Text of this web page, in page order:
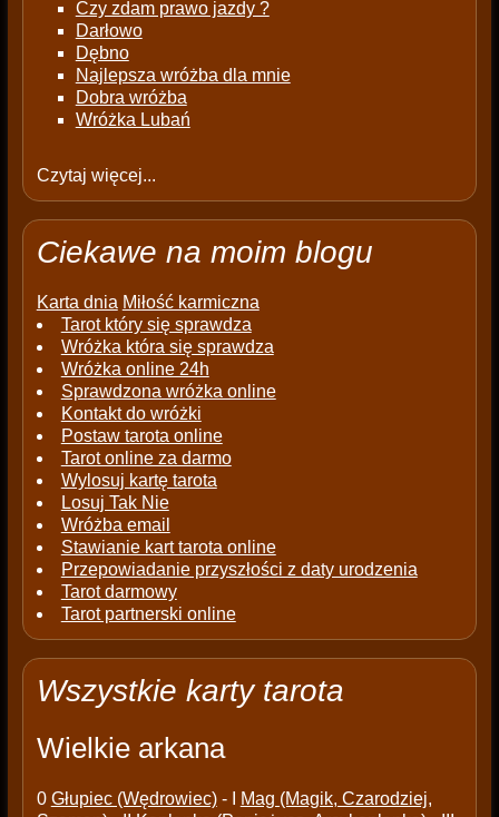
Czy zdam prawo jazdy ?
Darłowo
Dębno
Najlepsza wróżba dla mnie
Dobra wróżba
Wróżka Lubań
Czytaj więcej...
Ciekawe na moim blogu
Karta dnia Miłość karmiczna
Tarot który się sprawdza
Wróżka która się sprawdza
Wróżka online 24h
Sprawdzona wróżka online
Kontakt do wróżki
Postaw tarota online
Tarot online za darmo
Wylosuj kartę tarota
Losuj Tak Nie
Wróżba email
Stawianie kart tarota online
Przepowiadanie przyszłości z daty urodzenia
Tarot darmowy
Tarot partnerski online
Wszystkie karty tarota
Wielkie arkana
0 Głupiec (Wędrowiec)- I
Mag (Magik, Czarodziej,